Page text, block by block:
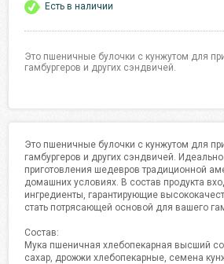
Есть в наличии
Это пшеничные булочки с кунжутом для
гамбургеров и других сэндвичей.
Это пшеничные булочки с кунжутом для
гамбургеров и других сэндвичей.
приготовления шедевров традиционной
домашних условиях. В состав продукта
ингредиенты, гарантирующие
стать потрясающей основой для вашего
Состав:
Мука пшеничная хлебопекарная высший
сахар, дрожжи хлебопекарные, семена